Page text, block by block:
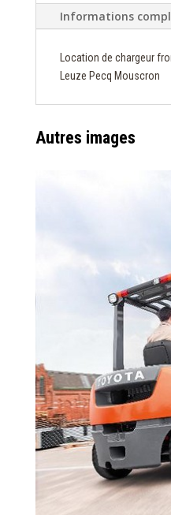
Informations
Location de chargeur
Leuze Pecq Mouscron
Autres images